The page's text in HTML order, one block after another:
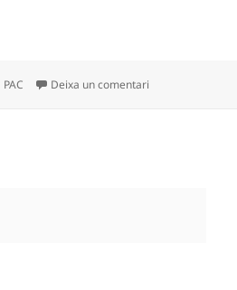
Categories
PAC Deixa un comentari